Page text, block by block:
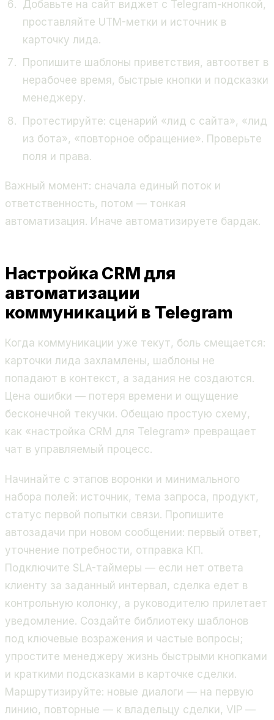
Добавьте на сайт виджет с Telegram-кнопкой,
проставляйте UTM-метки и источник в
карточку лида.
Пропишите шаблоны приветствия, автоответ в
нерабочее время, быстрые кнопки и подсказки
менеджеру.
Протестируйте: сценарий «лид с сайта», «лид
из бота», «повторное обращение». Проверьте
поля и права.
Важный момент: сначала единый поток и
ответственность, потом — тонкая
автоматизация. Иначе автоматизируете бардак.
Настройка CRM для
автоматизации
коммуникаций в Telegram
Когда коммуникации уже текут, боль смещается:
карточки лида захламлены, шаблоны не
попадают в контекст, а задания не создаются.
Цена ошибки — потеря времени и ощущение
бесконечной текучки. Обещаю простую схему,
как «настройка CRM для Telegram» превращает
чат в управляемый процесс.
Начинайте с этапов воронки и минимального
набора полей: источник, тема запроса, продукт,
статус первой попытки связи. Пропишите
автозадачи при новом сообщении: первый ответ,
уточнение потребности, отправка КП.
Подключите SLA-таймеры — если нет ответа
клиенту за заданный интервал, сделка едет в
контрольную колонку, а руководителю прилетает
уведомление. Создайте библиотеку шаблонов
под ключевые возражения и частые вопросы;
упростите менеджеру жизнь быстрыми кнопками
и краткими подсказками в карточке сделки.
Маршрутизируйте: новые диалоги — на первую
линию, повторные — к владельцу сделки, VIP —